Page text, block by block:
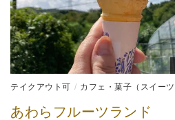
テイクアウト可 カフェ・菓子（スイーツ
あわらフルーツランド